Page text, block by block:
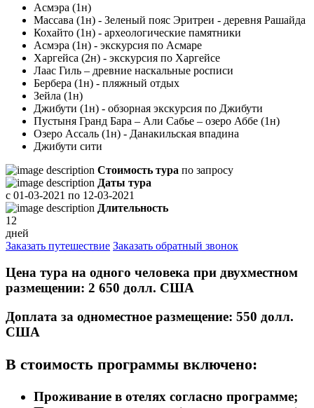
Асмэра (1н)
Массава (1н) - Зеленый пояс Эритреи - деревня Рашайда
Кохайто (1н) - археологические памятники
Асмэра (1н) - экскурсия по Асмаре
Харгейса (2н) - экскурсия по Харгейсе
Лаас Гиль – древние наскальные росписи
Бербера (1н) - пляжный отдых
Зейла (1н)
Джибути (1н) - обзорная экскурсия по Джибути
Пустыня Гранд Бара – Али Сабье – озеро Аббе (1н)
Озеро Ассаль (1н) - Данакильская впадина
Джибути сити
Стоимость тура по запросу
Даты тура
с 01-03-2021 по 12-03-2021
Длительность
12
дней
Заказать путешествие Заказать обратный звонок
Цена тура на одного человека при двухместном
размещении: 2 650 долл. США
Доплата за одноместное размещение: 550 долл.
США
В стоимость программы включено:
Проживание в отелях согласно программе;